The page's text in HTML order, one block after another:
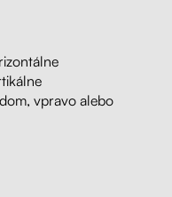
vpravo alebo